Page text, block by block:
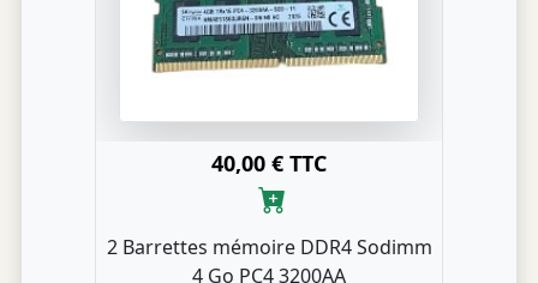
40,00 € TTC
2 Barrettes mémoire DDR4 Sodimm
4 Go PC4 3200AA